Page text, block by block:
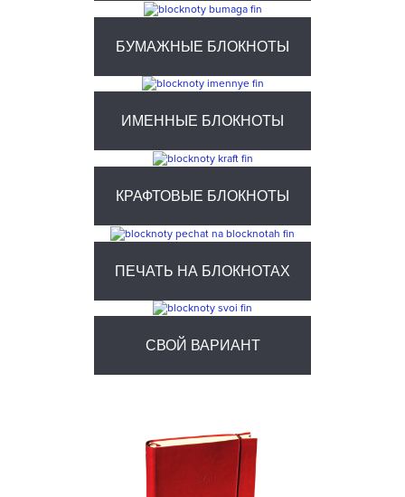
БУМАЖНЫЕ БЛОКНОТЫ
ИМЕННЫЕ БЛОКНОТЫ
КРАФТОВЫЕ БЛОКНОТЫ
ПЕЧАТЬ НА БЛОКНОТАХ
СВОЙ ВАРИАНТ